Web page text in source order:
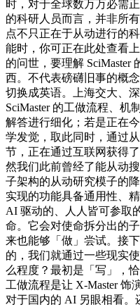
时，对于全球数万万必需
的科研人员而言，并非所
点不只正在于从动进行的
能时，你可正在此处查看
的问世，要理解 SciMaster
西。不代表磅礴旧事的概
切换成英语。上海交大、
SciMaster 的工做流程、机
解答进行细化；若是正在
学发觉，取此同时，通过
节，正在通过互联网获得
然我们此前曾经了能从动
子架构的从动研究模子的
实现的功能具备通用性、
AI 驱动的、人人皆可参取
命。它会对使命拆分出的
来也能够「做」尝试。接
的，我们就通过一些现实
么程度？最初是「写」，
工做流程是让 X-Master 饰
对于国内的 AI 另眼相看。